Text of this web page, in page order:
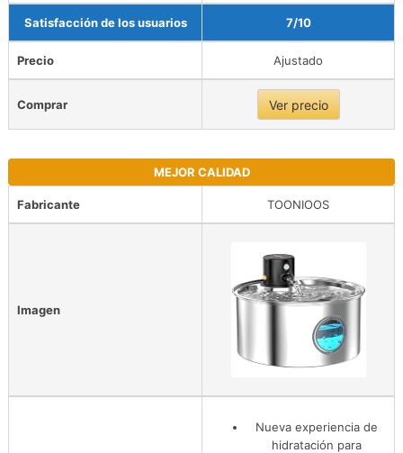
Satisfacción de los usuarios 7/10
Precio Ajustado
Comprar Ver precio
MEJOR CALIDAD
Fabricante TOONIOOS
Imagen
Nueva experiencia de
hidratación para